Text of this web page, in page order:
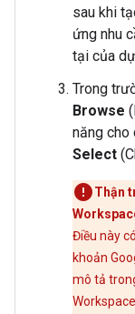
sau khi
ứng nhu
tại của
Trong
Browse
năng cho
Select
Thận
Điều này
khoản
mô tả